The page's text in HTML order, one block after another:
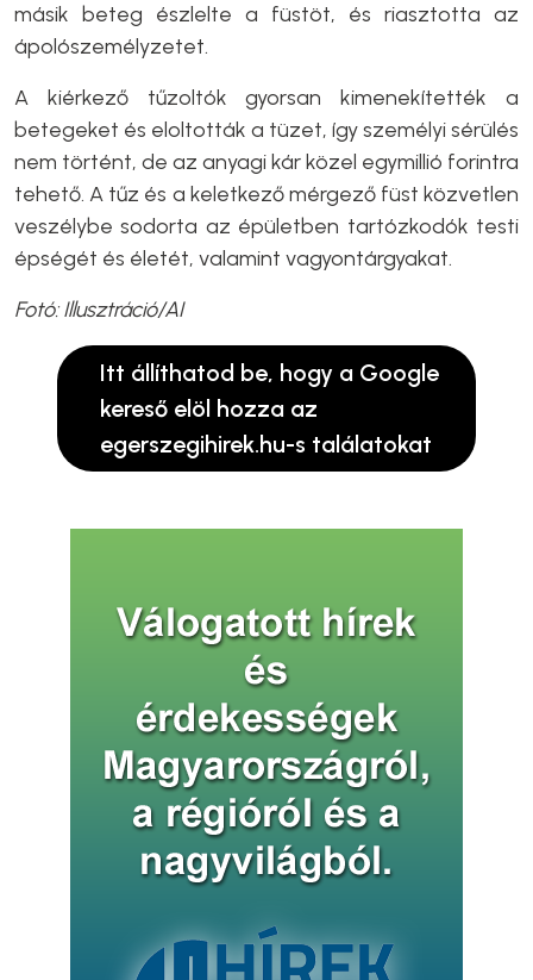
másik beteg észlelte a füstöt, és riasztotta az
ápolószemélyzetet.
A kiérkező tűzoltók gyorsan kimenekítették a
betegeket és eloltották a tüzet, így személyi sérülés
nem történt, de az anyagi kár közel egymillió forintra
tehető. A tűz és a keletkező mérgező füst közvetlen
veszélybe sodorta az épületben tartózkodók testi
épségét és életét, valamint vagyontárgyakat.
Fotó: Illusztráció/AI
Itt állíthatod be, hogy a Google
kereső elöl hozza az
egerszegihirek.hu-s találatokat